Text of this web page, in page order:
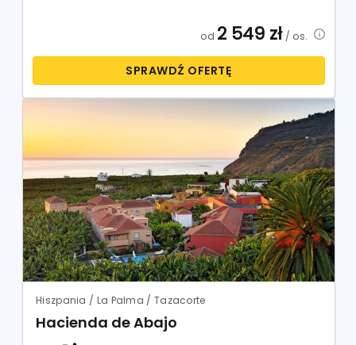
od 2 549 zł/ os.
SPRAWDŹ OFERTĘ
Hiszpania / La Palma / Tazacorte
Hacienda de Abajo